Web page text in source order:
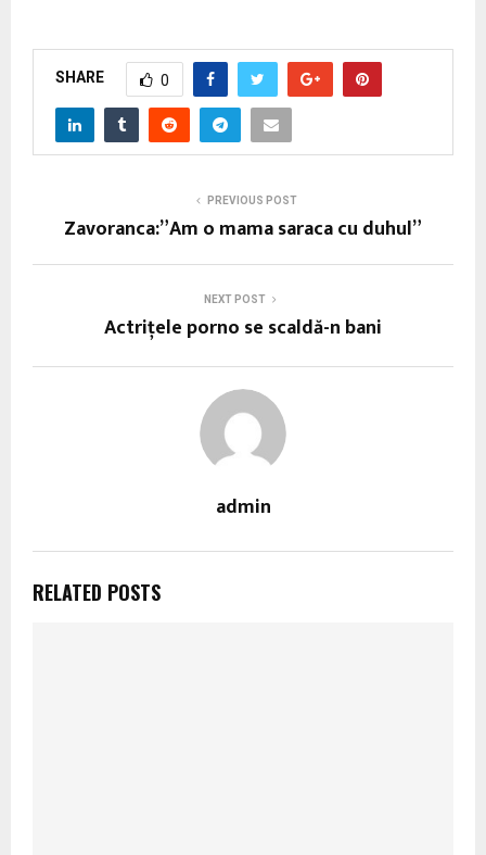
SHARE 0
PREVIOUS POST
Zavoranca:”Am o mama saraca cu duhul”
NEXT POST
Actriţele porno se scaldă-n bani
admin
RELATED POSTS